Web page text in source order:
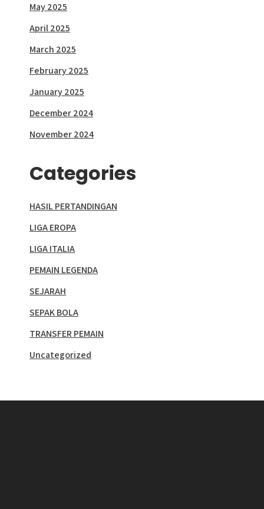
May 2025
April 2025
March 2025
February 2025
January 2025
December 2024
November 2024
Categories
HASIL PERTANDINGAN
LIGA EROPA
LIGA ITALIA
PEMAIN LEGENDA
SEJARAH
SEPAK BOLA
TRANSFER PEMAIN
Uncategorized